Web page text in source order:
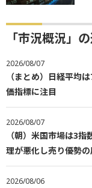
「市況概況」
2026/08/07
（まとめ）日経平均
価指標に注目
2026/08/07
（朝）米国市場は3
理が悪化し売り優勢の
2026/08/06